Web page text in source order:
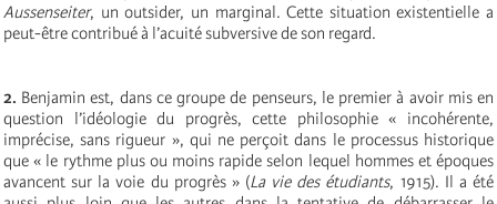
Aussenseiter, un outsider, un marginal. Cette situation existentielle a
peut-être contribué à l’acuité subversive de son regard.
2. Benjamin est, dans ce groupe de penseurs, le premier à avoir mis en
question l’idéologie du progrès, cette philosophie « incohérente,
imprécise, sans rigueur », qui ne perçoit dans le processus historique
que « le rythme plus ou moins rapide selon lequel hommes et époques
avancent sur la voie du progrès » (La vie des étudiants, 1915). Il a été